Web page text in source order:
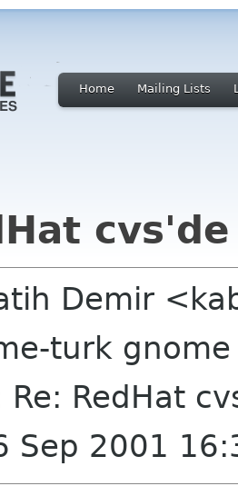
Home Mailing Lists
Demir
turk
Re: RedHat
Sep 2001